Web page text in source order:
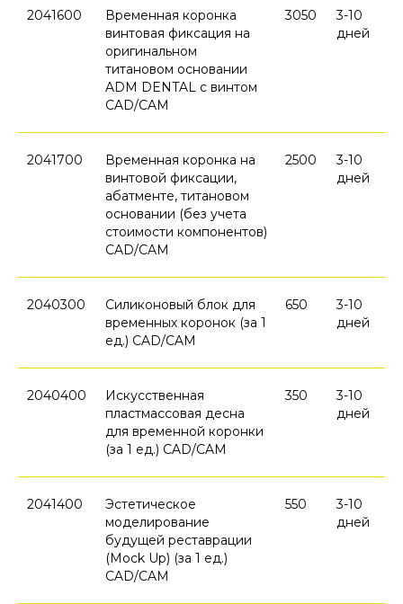
2041600
Временная коронка
винтовая фиксация на
оригинальном
титановом основании
ADM DENTAL с винтом
CAD/CAM
3050
3-10
дней
2041700
Временная коронка на
винтовой фиксации,
абатменте, титановом
основании (без учета
стоимости компонентов)
CAD/CAM
2500
3-10
дней
2040300
Силиконовый блок для
временных коронок (за 1
ед.) CAD/CAM
650
3-10
дней
2040400
Искусственная
пластмассовая десна
для временной коронки
(за 1 ед.) CAD/CAM
350
3-10
дней
2041400
Эстетическое
моделирование
будущей реставрации
(Mock Up) (за 1 ед.)
CAD/CAM
550
3-10
дней